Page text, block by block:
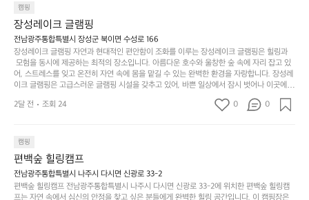
을
가
려
보
세
요.
튼
는
크
기,
무
게,
이
웃
도
어
의
경
럽
이
라
고
해
야
하
리
으며 깊은 숙면을 취할 수 있는 기회를 제공합니다.  이곳은 자연과의 완벽한 조화를 이루며,
다채로운 야외 활동을 제공합니다. 특히 어린이들은 안전하게 놀 수 있는 놀이시설이 마련
되어 있어 부모님들과 함께 즐거운 시간을 보낼 수 있습니다. 주변의 다양한 관광지와 먹거
리를 탐험하는 재미도 포레스트 창평의 매력 중 하나입니다.  또한, 캠핑장을 방문한 후 지속
적으로 재방문하는 이들이 많아 인기가 날로 상승하고 있습니다. 포레스트 창평은 단순한 캠
핑 그 이상을 제공하며, 자연을 사랑하는 모든 이들에게 꼭 한번 경험해봐야 할 장소로 자리
잡았습니다.  인기 정도: ★★★★★
캠핑
장성레이크 글램핑
전남광주통합특별시 장성군 북이면 수성로 166
장성레이크 글램핑 자연과 현대적인 편안함이 조화를 이루는 장성레이크 글램핑은 힐링과
모험을 동시에 제공하는 최적의 장소입니다. 아름다운 호수와 울창한 숲 속에 자리 잡고 있
어, 스트레스를 잊고 온전히 자연 속에 몸을 맡길 수 있는 완벽한 환경을 자랑합니다. 장성레
이크 글램핑은 고급스러운 글램핑 시설을 갖추고 있어, 바쁜 일상에서 잠시 벗어나 이곳에
오면 사치스러운 휴식이 가능해집니다. 독립된 텐트에서 제공되는 특별한 불멍 공간은 소중
한 사람과 함께 따뜻한 이야기를 나눌 수 있는 소중한 시간을 만들어 줍니다. 또한, 주변의 자
을 창출하는 시간이 될 것입니다. 특히 식사를 좋아하는 분들에게는 매주 특별한 바비큐 파
티와 지역에서 나는 신선한 재료로 만든 다양한 요리를 제공하여 미각을 만족시켜 줍니다.
장성레이크 글램핑은 그 아름다운 경관과 최고 품질의 시설 덕분에 최근 몇 년 사이에 특히
주목받고 있는 캠핑장 중 하나입니다. 주말이면 방문객이 가득해 예약이 빠르게 차는 만큼
미리 일정을 계획하시는 것이 좋습니다. 나만의 프라이빗한 공간에서 가족 및 사랑하는 사
람들과 함께하세요. 당신의 대자연 속 힐링을 기다리는 장성레이크 글램핑은 언젠가 반드시
2달 전 조회 24 0 0
캠핑
편백숲 힐링캠프
전남광주통합특별시 나주시 다시면 신광로 33-2
편백숲 힐링캠프 전남광주통합특별시 나주시 다시면 신광로 33-2에 위치한 편백숲 힐링캠
프는 자연 속에서 심신의 안정을 찾고 싶은 분들에게 완벽한 힐링 공간입니다. 이 캠핑장은